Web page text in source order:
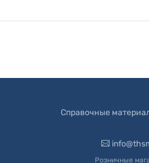
Справочные
Розничные